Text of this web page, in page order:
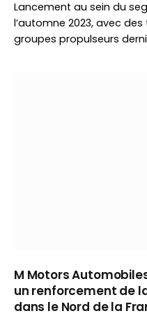
Lancement au sein du
l’automne 2023, avec
groupes propulseurs
M Motors
un renforcement de
dans le Nord de la